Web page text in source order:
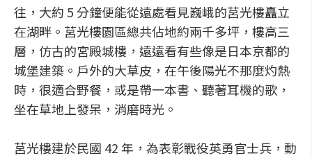
往，大約 5 分鐘便能從遠處看見巍峨的莒光樓矗立
在湖畔。莒光樓園區總共佔地約兩千多坪，樓高三
層，仿古的宮殿城樓，遠遠看有些像是日本京都的
城堡建築。戶外的大草皮，在午後陽光不那麼灼熱
時，很適合野餐，或是帶一本書、聽著耳機的歌，
坐在草地上發呆，消磨時光。
莒光樓建於民國 42 年，為表彰戰役英勇官士兵，動